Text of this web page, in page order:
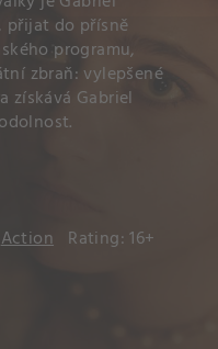
přijat do přísně
programu,
zbraň: vylepšené
získává Gabriel
Action Rating: 16+